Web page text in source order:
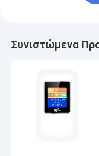
Συνιστώμενα